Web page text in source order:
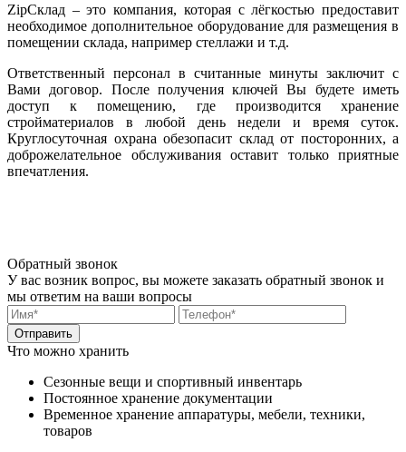
ZipСклад – это компания, которая с лёгкостью предоставит
необходимое дополнительное оборудование для размещения в
помещении склада, например стеллажи и т.д.
Ответственный персонал в считанные минуты заключит с
Вами договор. После получения ключей Вы будете иметь
доступ к помещению, где производится хранение
стройматериалов в любой день недели и время суток.
Круглосуточная охрана обезопасит склад от посторонних, а
доброжелательное обслуживания оставит только приятные
впечатления.
Обратный звонок
У вас возник вопрос, вы можете заказать обратный звонок и
мы ответим на ваши вопросы
Что можно хранить
Сезонные вещи и спортивный инвентарь
Постоянное хранение документации
Временное хранение аппаратуры, мебели, техники,
товаров